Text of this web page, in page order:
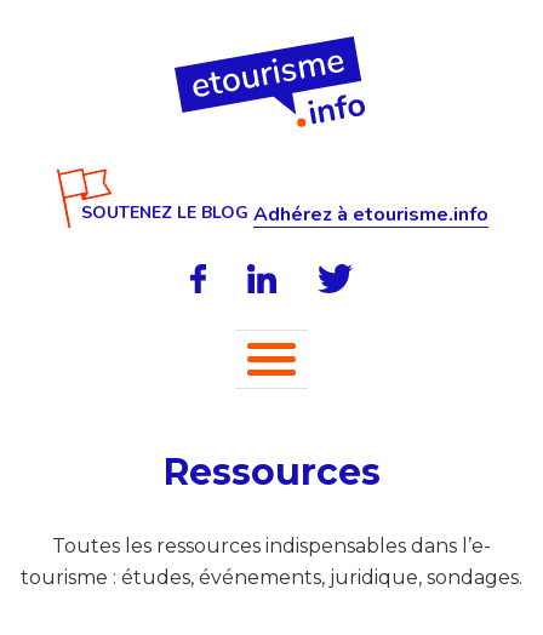
SOUTENEZ LE BLOG Adhérez à etourisme.info
Ressources
Toutes les ressources indispensables dans l’e-
tourisme : études, événements, juridique, sondages.